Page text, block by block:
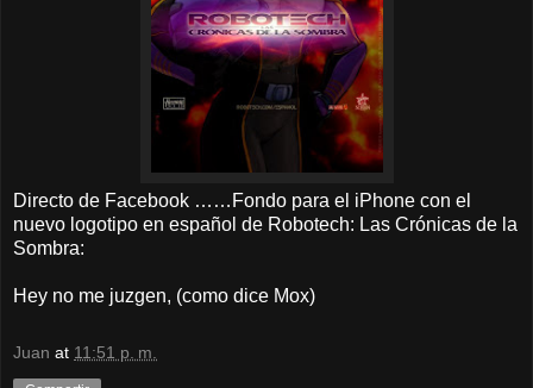
Directo de Facebook ……Fondo para el iPhone con el
nuevo logotipo en español de Robotech: Las Crónicas de la
Sombra:
Hey no me juzgen, (como dice Mox)
Juan at 11:51 p. m.